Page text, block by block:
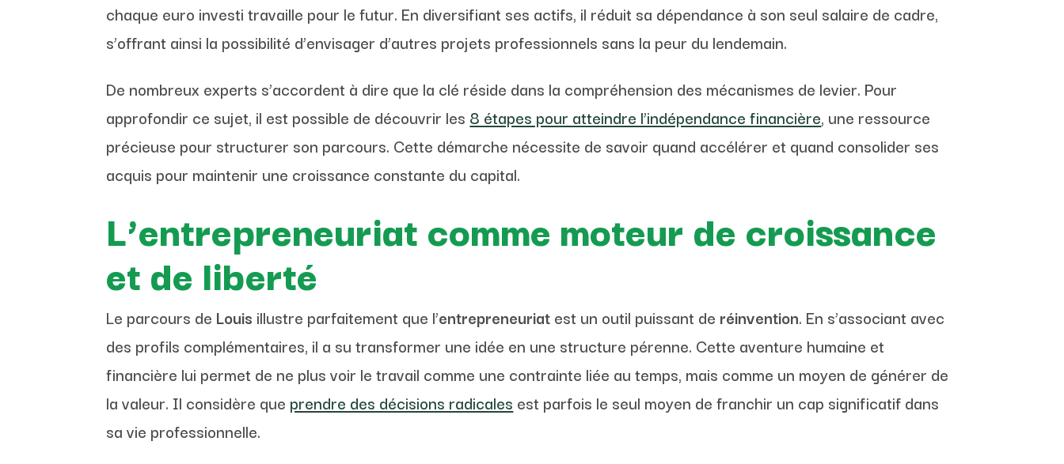
chaque euro investi travaille pour le futur. En diversifiant ses actifs, il réduit sa dépendance à son seul salaire de cadre,
s’offrant ainsi la possibilité d’envisager d’autres projets professionnels sans la peur du lendemain.
De nombreux experts s’accordent à dire que la clé réside dans la compréhension des mécanismes de levier. Pour
approfondir ce sujet, il est possible de découvrir les 8 étapes pour atteindre l’indépendance financière, une ressource
précieuse pour structurer son parcours. Cette démarche nécessite de savoir quand accélérer et quand consolider ses
acquis pour maintenir une croissance constante du capital.
L’entrepreneuriat comme moteur de croissance
et de liberté
Le parcours de Louis illustre parfaitement que l’entrepreneuriatest un outil puissant de réinvention. En s’associant avec
des profils complémentaires, il a su transformer une idée en une structure pérenne. Cette aventure humaine et
financière lui permet de ne plus voir le travail comme une contrainte liée au temps, mais comme un moyen de générer de
la valeur. Il considère que prendre des décisions radicales est parfois le seul moyen de franchir un cap significatif dans
sa vie professionnelle.